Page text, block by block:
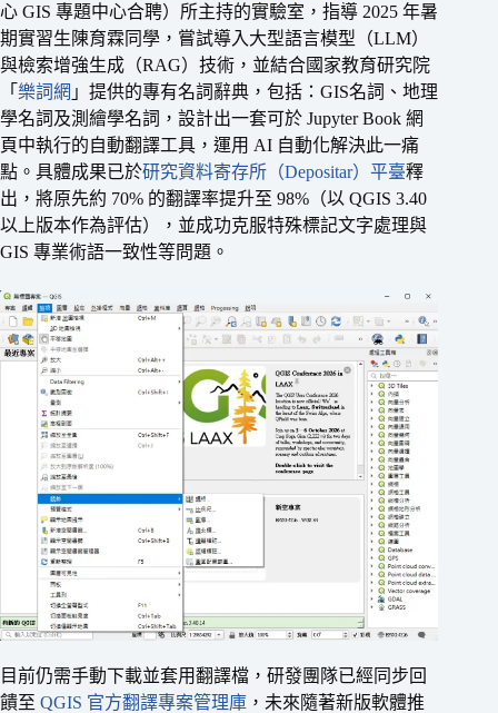
心 GIS 專題中心合聘）所主持的實驗室，指導 2025 年暑
期實習生陳育霖同學，嘗試導入大型語言模型（LLM）
與檢索增強生成（RAG）技術，並結合國家教育研究院
「 樂詞網 」提供的專有名詞辭典，包括：GIS名詞、地理
學名詞及測繪學名詞，設計出一套可於 Jupyter Book 網
頁中執行的自動翻譯工具，運用 AI 自動化解決此一痛
點。具體成果已於研究資料寄存所（Depositar）平臺釋
出，將原先約 70% 的翻譯率提升至 98%（以 QGIS 3.40
以上版本作為評估），並成功克服特殊標記文字處理與
GIS 專業術語一致性等問題。
目前仍需手動下載並套用翻譯檔，研發團隊已經同步回
饋至 QGIS 官方翻譯專案管理庫 ，未來隨著新版軟體推